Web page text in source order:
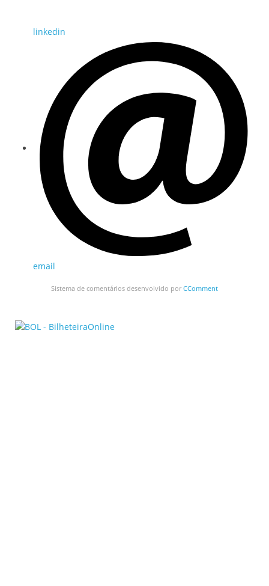
linkedin
email
Sistema de comentários desenvolvido por CComment